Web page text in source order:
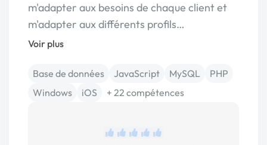
m'adapter aux besoins de chaque client et
m'adapter aux différents profils…
Voir plus
Base de données JavaScript MySQL
PHP
Windows
iOS + 22 compétences